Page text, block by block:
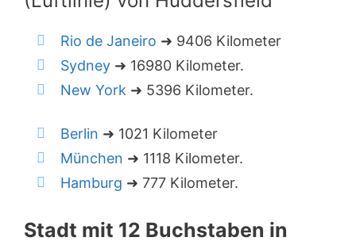
Rio de Janeiro ➜ 9406 Kilometer
Sydney ➜ 16980 Kilometer.
New York ➜ 5396 Kilometer.
Berlin ➜ 1021 Kilometer
München ➜ 1118 Kilometer.
Hamburg ➜ 777 Kilometer.
Stadt mit 12 Buchstaben in